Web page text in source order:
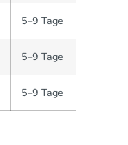
5–9 Tage
5–9 Tage
5–9 Tage